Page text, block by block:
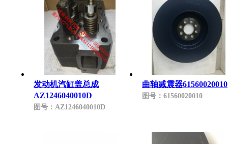
发动机汽缸盖总成
AZ1246040010D
图号： AZ1246040010D
曲轴减震器61560020010
图号：61560020010